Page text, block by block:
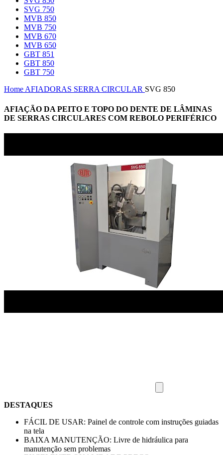
SVG 750
MVB 850
MVB 750
MVB 670
MVB 650
GBT 851
GBT 850
GBT 750
HomeAFIADORAS SERRA CIRCULAR SVG 850
AFIAÇÃO DA PEITO E TOPO DO DENTE DE LÂMINAS
DE SERRAS CIRCULARES COM REBOLO PERIFÉRICO
DESTAQUES
FÁCIL DE USAR: Painel de controle com instruções guiadas
na tela
BAIXA MANUTENÇÃO: Livre de hidráulica para
manutenção sem problemas